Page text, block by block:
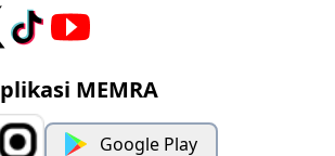
MEMRA
Google Play